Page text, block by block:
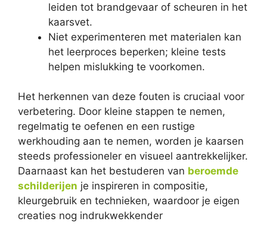
leiden tot brandgevaar of scheuren in het
kaarsvet.
Niet experimenteren met materialen kan
het leerproces beperken; kleine tests
helpen mislukking te voorkomen.
Het herkennen van deze fouten is cruciaal voor
verbetering. Door kleine stappen te nemen,
regelmatig te oefenen en een rustige
werkhouding aan te nemen, worden je kaarsen
steeds professioneler en visueel aantrekkelijker.
Daarnaast kan het bestuderen van beroemde
schilderijen je inspireren in compositie,
kleurgebruik en technieken, waardoor je eigen
creaties nog indrukwekkender